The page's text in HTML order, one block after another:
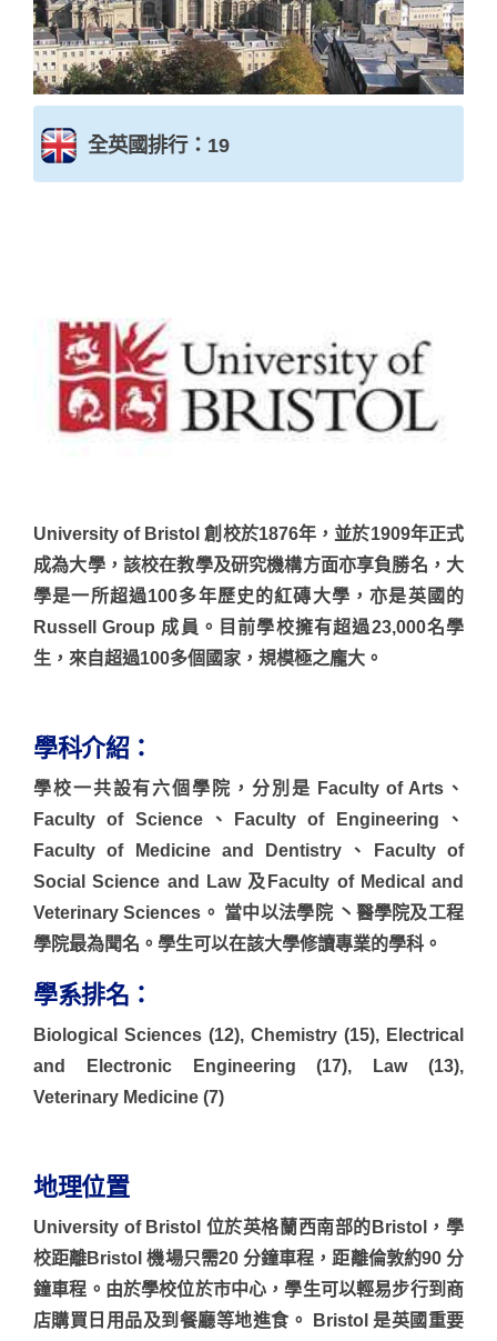
全英國排行：19
University of Bristol 創校於1876年，並於1909年正式
成為大學，該校在教學及研究機構方面亦享負勝名，大
學是一所超過100多年歷史的紅磚大學，亦是英國的
Russell Group 成員。目前學校擁有超過23,000名學
生，來自超過100多個國家，規模極之龐大。
學科介紹：
學校一共設有六個學院，分別是 Faculty of Arts、
Faculty of Science、Faculty of Engineering、
Faculty of Medicine and Dentistry、Faculty of
Social Science and Law 及Faculty of Medical and
Veterinary Sciences。 當中以法學院 丶醫學院及工程
學院最為聞名。學生可以在該大學修讀專業的學科。
學系排名：
Biological Sciences (12), Chemistry (15), Electrical
and Electronic Engineering (17), Law (13),
Veterinary Medicine (7)
地理位置
University of Bristol 位於英格蘭西南部的Bristol，學
校距離Bristol 機場只需20 分鐘車程，距離倫敦約90 分
鐘車程。由於學校位於市中心，學生可以輕易步行到商
店購買日用品及到餐廳等地進食。 Bristol 是英國重要